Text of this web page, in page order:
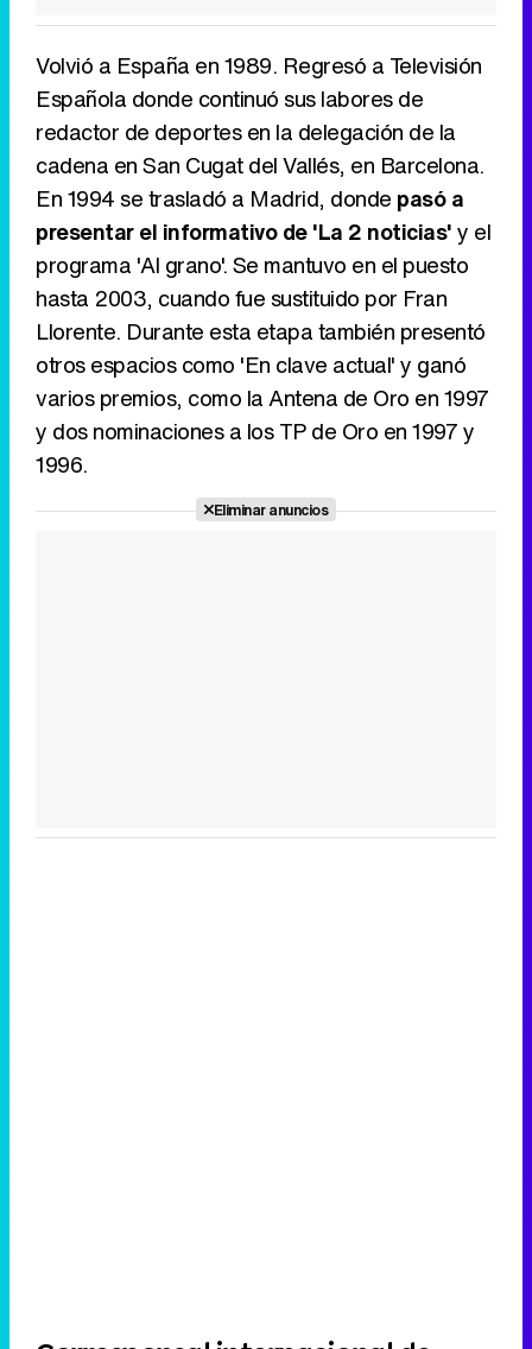
Volvió a España en 1989. Regresó a Televisión
Española donde continuó sus labores de
redactor de deportes en la delegación de la
cadena en San Cugat del Vallés, en Barcelona.
En 1994 se trasladó a Madrid, donde pasó a
presentar el informativo de 'La 2 noticias'y el
programa 'Al grano'. Se mantuvo en el puesto
hasta 2003, cuando fue sustituido por Fran
Llorente. Durante esta etapa también presentó
otros espacios como 'En clave actual' y ganó
varios premios, como la Antena de Oro en 1997
y dos nominaciones a los TP de Oro en 1997 y
1996.
Eliminar anuncios